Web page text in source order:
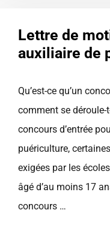
Lettre de
auxiliaire de
Qu’est-ce qu’un
comment se déroule-
concours d’entrée
puériculture,
exigées par les
âgé d’au moins 17
concours …